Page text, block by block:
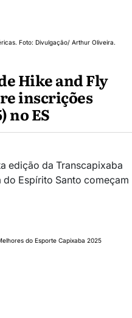
Foto: Divulgação/ Arthur Oliveira.
Hike and Fly
inscrições
no ES
edição da Transcapixaba
do Espírito Santo começam